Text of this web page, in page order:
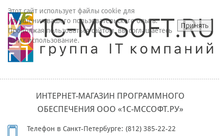
ИНТЕРНЕТ-МАГАЗИН ПРОГРАММНОГО
ОБЕСПЕЧЕНИЯ ООО «1С-МССОФТ.РУ»
Телефон в Санкт-Петербурге: (812) 385-22-22
Этот сайт использует файлы cookie для
улучшения вашего пользовательского опыта.
Продолжая пользоваться сайтом, вы соглашаетесь
на их использование.
Принять